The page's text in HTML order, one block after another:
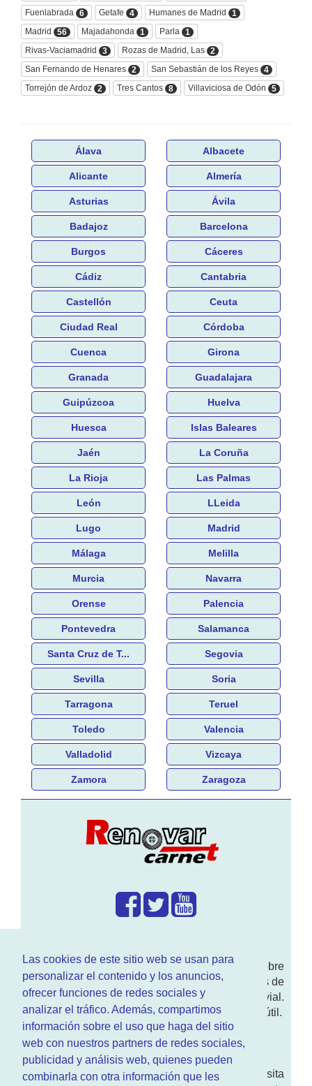
Las cookies de este sitio web se usan para
personalizar el contenido y los anuncios,
ofrecer funciones de redes sociales y
analizar el tráfico. Además, compartimos
información sobre el uso que haga del sitio
web con nuestros partners de redes sociales,
publicidad y análisis web, quienes pueden
combinarla con otra información que les
Fuenlabrada
6 Getafe 4 Humanes de Madrid
1
Madrid
56 Majadahonda 1 Parla
1
Rivas-Vaciamadrid
3 Rozas de Madrid, Las 2
San Fernando de Henares 2 San Sebastián de los Reyes 4
Torrejón de Ardoz 2 Tres Cantos 8 Villaviciosa de Odón 5
Álava Albacete
Alicante Almería
Asturias Ávila
Badajoz Barcelona
Burgos Cáceres
Cádiz Cantabria
Castellón Ceuta
Ciudad Real Córdoba
Cuenca Girona
Granada Guadalajara
Guipúzcoa Huelva
Huesca Islas Baleares
Jaén La Coruña
La Rioja Las Palmas
León LLeida
Lugo Madrid
Málaga Melilla
Murcia Navarra
Orense Palencia
Pontevedra Salamanca
Santa Cruz de T... Segovia
Sevilla Soria
Tarragona Teruel
Toledo Valencia
Valladolid Vizcaya
Zamora Zaragoza
Enwww.RenovarCarnet.comTe contamos sobre
larenovación del permisode conducir, noticias de
actualidad motor y sobre todo seguridad vial.
Ademas tenemos todo tipo de información DGT útil.
¿Quienes somos?
Quieres saber quien mantiene la pagina, visita